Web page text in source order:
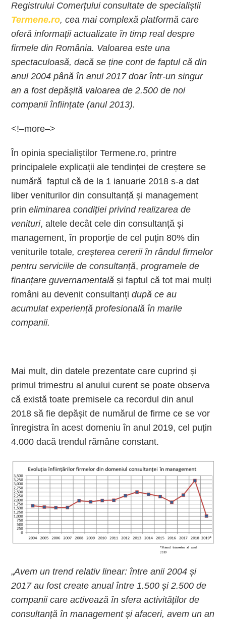
Registrului Comerțului consultate de specialiștii
Termene.ro, cea mai complexă platformă care
oferă informații actualizate în timp real despre
firmele din România. Valoarea este una
spectaculoasă, dacă se ține cont de faptul că din
anul 2004 până în anul 2017 doar într-un singur
an a fost depășită valoarea de 2.500 de noi
companii înființate (anul 2013).
<!–more–>
În opinia specialiștilor Termene.ro, printre
principalele explicații ale tendinței de creștere se
numără faptul că de la 1 ianuarie 2018 s-a dat
liber veniturilor din consultanță și management
prineliminarea condiției privind realizarea de
venituri, altele decât cele din consultanță și
management, în proporție de cel puțin 80% din
veniturile totale, creșterea cererii în rândul firmelor
pentru serviciile de consultanță,programele de
finanțare guvernamentală și faptul că tot mai mulți
români au devenit consultanțidupă ce au
acumulat experiență profesională în marile
companii.
Mai mult, din datele prezentate care cuprind și
primul trimestru al anului curent se poate observa
că există toate premisele ca recordul din anul
2018 să fie depășit de numărul de firme ce se vor
înregistra în acest domeniu în anul 2019, cel puțin
4.000 dacă trendul rămâne constant.
„Avem un trend relativ linear: între anii 2004 și
2017 au fost create anual între 1.500 și 2.500 de
companii care activează în sfera activităților de
consultanță în management și afaceri, avem un an